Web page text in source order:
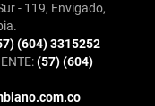
- 119, Envigado,
(604) 3315252
(57) (604)